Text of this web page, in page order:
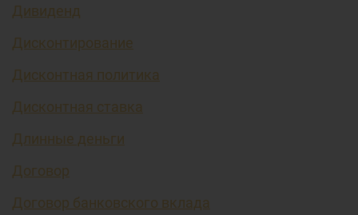
Дивиденд
Дисконтирование
Дисконтная политика
Дисконтная ставка
Длинные деньги
Договор
Договор банковского вклада